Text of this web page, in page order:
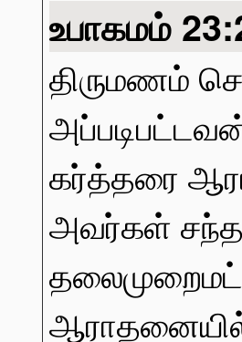
உபாகமம்
திருமணம்
கர்த்தரை
அவர்கள்